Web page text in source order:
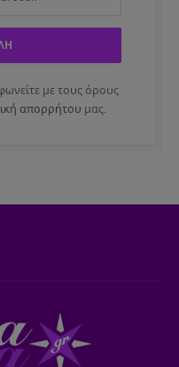
με τους όρους
απορρήτου μας.